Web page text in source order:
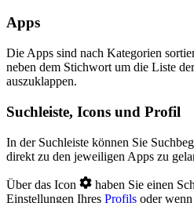
Apps
Die Apps sind nach Kategorien
neben dem Stichwort um die Liste
auszuklappen.
Suchleiste, Icons und Profil
In der Suchleiste können Sie
direkt zu den jeweiligen Apps zu
Über das Icon
haben Sie einen
Einstellungen Ihres Profils oder